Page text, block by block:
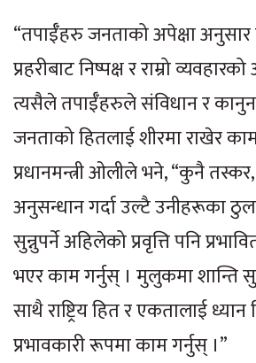
“तपाईँहरु जनताको अपेक्षा
प्रहरीबाट निष्पक्ष र राम्रो
त्यसैले तपाईँहरुले संविधान र
जनताको हितलाई शीरमा राखेर
प्रधानमन्त्री ओलीले भने, “कुनै
अनुसन्धान गर्दा उल्टै उनीहरूका
सुन्नुपर्ने अहिलेको प्रवृत्ति पनि
भएर काम गर्नुस् । मुलुकमा शान्ति
साथै राष्ट्रिय हित र एकतालाई
प्रभावकारी रूपमा काम गर्नुस् ।”